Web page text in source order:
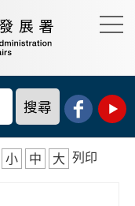
小 中 大 列印